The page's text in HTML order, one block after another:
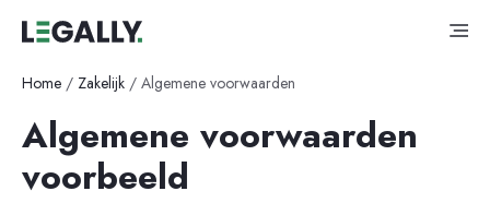
Home / Zakelijk / Algemene voorwaarden
Algemene voorwaarden
voorbeeld